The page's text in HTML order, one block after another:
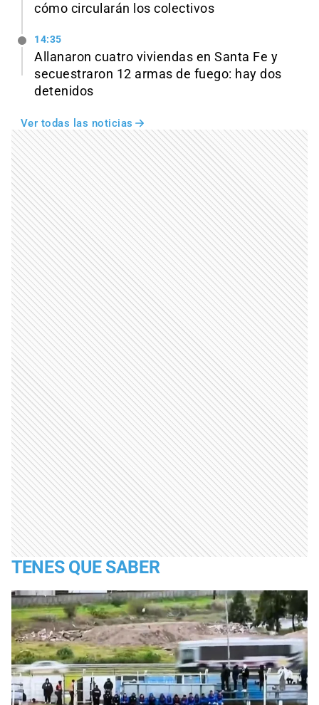
cómo circularán los colectivos
14:35
Allanaron cuatro viviendas en Santa Fe y
secuestraron 12 armas de fuego: hay dos
detenidos
Ver todas las noticias
TENES QUE SABER